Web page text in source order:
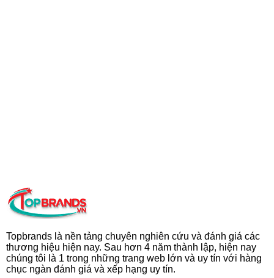
Topbrands là nền tảng chuyên nghiên cứu và đánh giá các
thương hiệu hiện nay. Sau hơn 4 năm thành lập, hiện nay
chúng tôi là 1 trong những trang web lớn và uy tín với hàng
chục ngàn đánh giá và xếp hạng uy tín.